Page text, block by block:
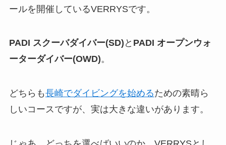
ールを開催しているVERRYSです。
PADI スクーバダイバー(SD) と PADI オープンウォ
ーターダイバー(OWD)。
どちらも長崎でダイビングを始めるための素晴ら
しいコースですが、実は大きな違いがあります。